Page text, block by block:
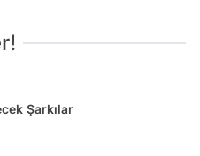
Şarkılar